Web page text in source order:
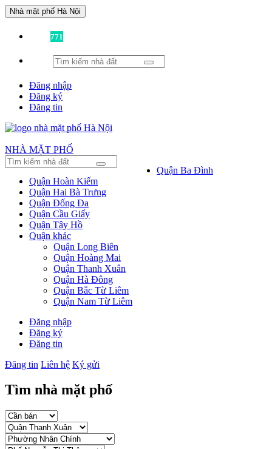
Nhà mặt phố Hà Nội
771
Đăng nhập
Đăng ký
Đăng tin
NHÀ MẶT PHỐ
Quận Ba Đình
Quận Hoàn Kiếm
Quận Hai Bà Trưng
Quận Đống Đa
Quận Cầu Giấy
Quận Tây Hồ
Quận khác
Quận Long Biên
Quận Hoàng Mai
Quận Thanh Xuân
Quận Hà Đông
Quận Bắc Từ Liêm
Quận Nam Từ Liêm
Đăng nhập
Đăng ký
Đăng tin
Đăng tin Liên hệ Ký gửi
Tìm nhà mặt phố